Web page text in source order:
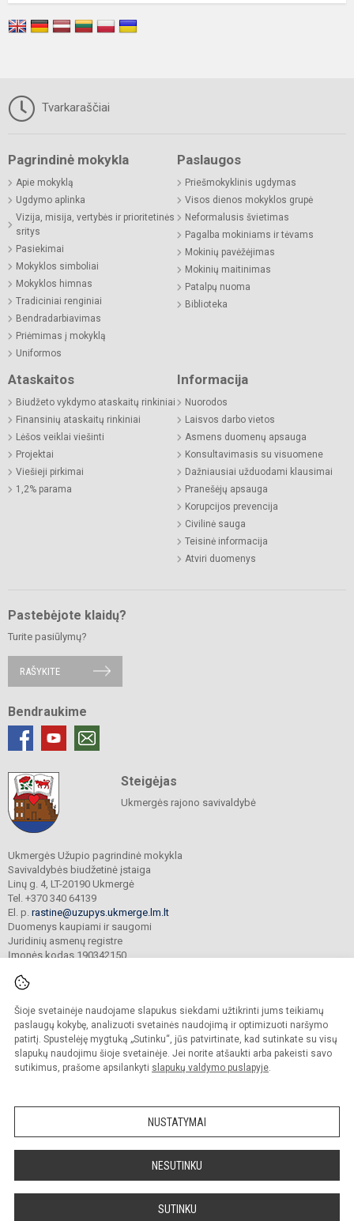
Šioje svetainėje naudojame slapukus siekdami užtikrinti jums teikiamų
paslaugų kokybę, analizuoti svetainės naudojimą ir optimizuoti naršymo
patirtį. Spustelėję mygtuką „Sutinku“, jūs patvirtinate, kad sutinkate su visų
slapukų naudojimu šioje svetainėje. Jei norite atšaukti arba pakeisti savo
sutikimus, prašome apsilankyti slapukų valdymo puslapyje.
NUSTATYMAI
NESUTINKU
SUTINKU
Tvarkaraščiai
Pagrindinė mokykla
Apie mokyklą
Ugdymo aplinka
Vizija, misija, vertybės ir prioritetinės
sritys
Pasiekimai
Mokyklos simboliai
Mokyklos himnas
Tradiciniai renginiai
Bendradarbiavimas
Priėmimas į mokyklą
Uniformos
Paslaugos
Priešmokyklinis ugdymas
Visos dienos mokyklos grupė
Neformalusis švietimas
Pagalba mokiniams ir tėvams
Mokinių pavėžėjimas
Mokinių maitinimas
Patalpų nuoma
Biblioteka
Ataskaitos
Biudžeto vykdymo ataskaitų rinkiniai
Finansinių ataskaitų rinkiniai
Lėšos veiklai viešinti
Projektai
Viešieji pirkimai
1,2% parama
Informacija
Nuorodos
Laisvos darbo vietos
Asmens duomenų apsauga
Konsultavimasis su visuomene
Dažniausiai užduodami klausimai
Pranešėjų apsauga
Korupcijos prevencija
Civilinė sauga
Teisinė informacija
Atviri duomenys
Pastebėjote klaidų?
Turite pasiūlymų?
RAŠYKITE
Bendraukime
Steigėjas
Ukmergės rajono savivaldybė
Ukmergės Užupio pagrindinė mokykla
Savivaldybės biudžetinė įstaiga
Linų g. 4, LT-20190 Ukmergė
Tel. +370 340 64139
El. p. rastine@uzupys.ukmerge.lm.lt
Duomenys kaupiami ir saugomi
Juridinių asmenų registre
Įmonės kodas 190342150
© 2022. Ukmergės Užupio pagrindinė mokykla. Visos teisės saugomos.
Kopijuoti turinį be raštiško įstaigos administracijos sutikimo griežtai draudžiama.
Prieinamumo paraiška Slapukų valdymas
Sumanus būdas atnaujinti